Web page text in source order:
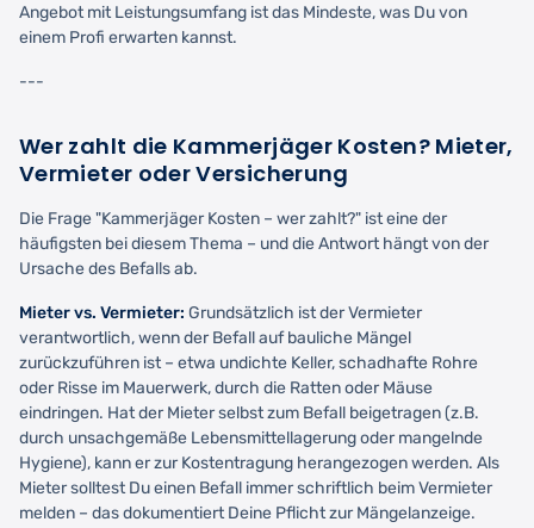
Angebot mit Leistungsumfang ist das Mindeste, was Du von
einem Profi erwarten kannst.
---
Wer zahlt die Kammerjäger Kosten? Mieter,
Vermieter oder Versicherung
Die Frage "Kammerjäger Kosten – wer zahlt?" ist eine der
häufigsten bei diesem Thema – und die Antwort hängt von der
Ursache des Befalls ab.
Mieter vs. Vermieter: Grundsätzlich ist der Vermieter
verantwortlich, wenn der Befall auf bauliche Mängel
zurückzuführen ist – etwa undichte Keller, schadhafte Rohre
oder Risse im Mauerwerk, durch die Ratten oder Mäuse
eindringen. Hat der Mieter selbst zum Befall beigetragen (z.B.
durch unsachgemäße Lebensmittellagerung oder mangelnde
Hygiene), kann er zur Kostentragung herangezogen werden. Als
Mieter solltest Du einen Befall immer schriftlich beim Vermieter
melden – das dokumentiert Deine Pflicht zur Mängelanzeige.